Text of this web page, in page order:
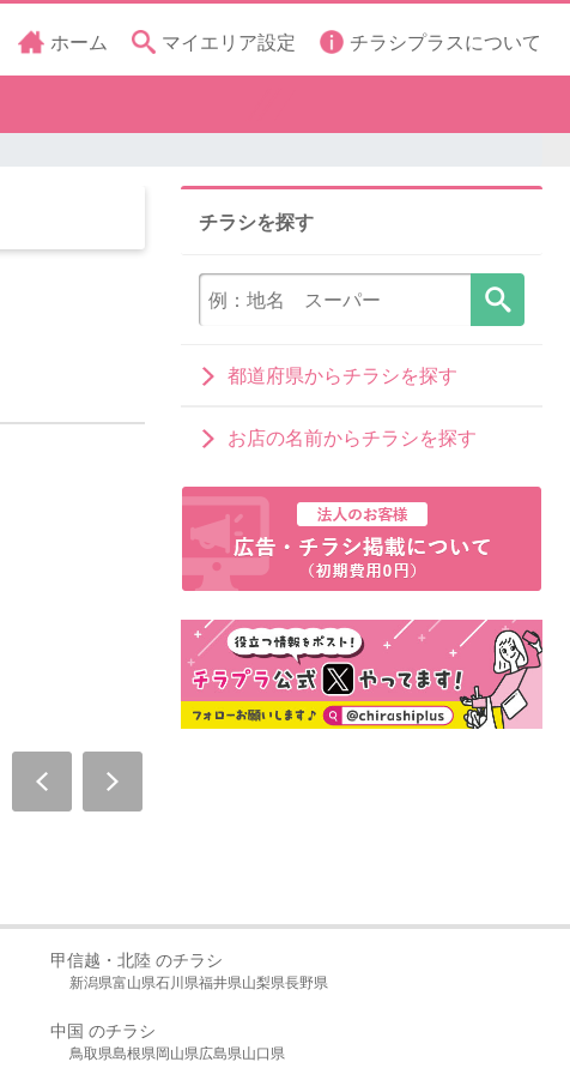
ホーム マイエリア設定 チラシプラスについて
チラシを探す
都道府県からチラシを探す
お店の名前からチラシを探す
甲信越・北陸 のチラシ
新潟県富山県石川県福井県山梨県長野県
中国 のチラシ
鳥取県島根県岡山県広島県山口県